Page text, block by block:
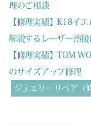
理のご相談
【修理実績】K18イ
解説するレーザー溶
【修理実績】TOM
のサイズアップ修理
ジュエリーリペア（